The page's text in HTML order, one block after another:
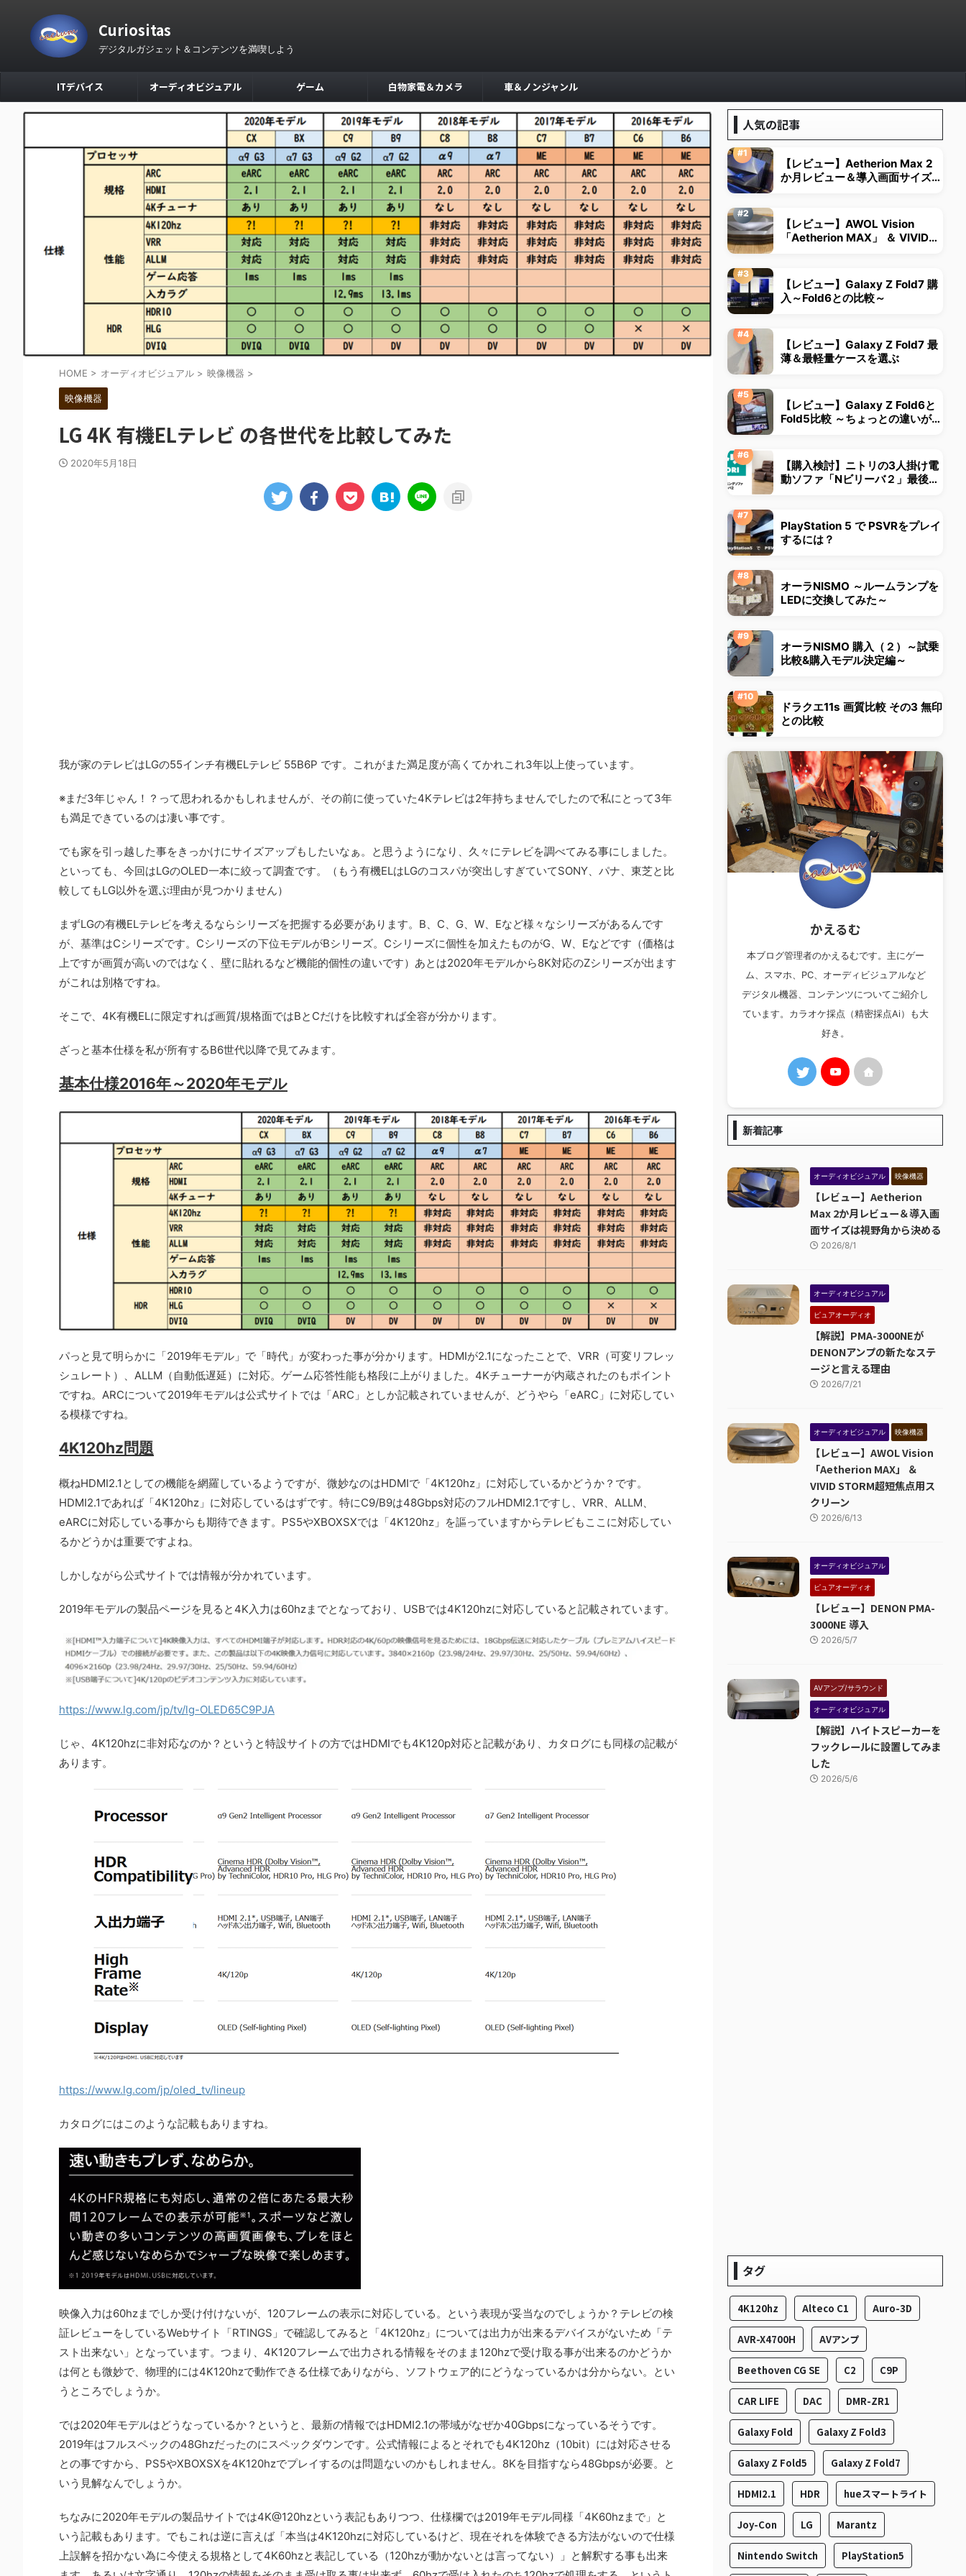
Curiositas
デジタルガジェット＆コンテンツを満喫しよう
ITデバイス オーディオビジュアル ゲーム 白物家電＆カメラ 車＆ノンジャンル
HOME > オーディオビジュアル > 映像機器 >
映像機器
LG 4K 有機ELテレビ の各世代を比較してみた
2020年5月18日
我が家のテレビはLGの55インチ有機ELテレビ 55B6P です。これがまた満足度が高くてかれこれ3年以上使っています。
※まだ3年じゃん！？って思われるかもしれませんが、その前に使っていた4Kテレビは2年持ちませんでしたので私にとって3年
も満足できているのは凄い事です。
でも家を引っ越した事をきっかけにサイズアップもしたいなぁ。と思うようになり、久々にテレビを調べてみる事にしました。
といっても、今回はLGのOLED一本に絞って調査です。（もう有機ELはLGのコスパが突出しすぎていてSONY、パナ、東芝と比
較してもLG以外を選ぶ理由が見つかりません）
まずLGの有機ELテレビを考えるならシリーズを把握する必要があります。B、C、G、W、Eなど様々なシリーズがあるんです
が、基準はCシリーズです。Cシリーズの下位モデルがBシリーズ。Cシリーズに個性を加えたものがG、W、Eなどです（価格は
上ですが画質が高いのではなく、壁に貼れるなど機能的個性の違いです）あとは2020年モデルから8K対応のZシリーズが出ます
がこれは別格ですね。
そこで、4K有機ELに限定すれば画質/規格面ではBとCだけを比較すれば全容が分かります。
ざっと基本仕様を私が所有するB6世代以降で見てみます。
基本仕様2016年～2020年モデル
パっと見て明らかに「2019年モデル」で「時代」が変わった事が分かります。HDMIが2.1になったことで、VRR（可変リフレッ
シュレート）、ALLM（自動低遅延）に対応。ゲーム応答性能も格段に上がりました。4Kチューナーが内蔵されたのもポイント
ですね。ARCについて2019年モデルは公式サイトでは「ARC」としか記載されていませんが、どうやら「eARC」に対応してい
る模様ですね。
4K120hz問題
概ねHDMI2.1としての機能を網羅しているようですが、微妙なのはHDMIで「4K120hz」に対応しているかどうか？です。
HDMI2.1であれば「4K120hz」に対応しているはずです。特にC9/B9は48Gbps対応のフルHDMI2.1ですし、VRR、ALLM、
eARCに対応している事からも期待できます。PS5やXBOXSXでは「4K120hz」を謳っていますからテレビもここに対応してい
るかどうかは重要ですよね。
しかしながら公式サイトでは情報が分かれています。
2019年モデルの製品ページを見ると4K入力は60hzまでとなっており、USBでは4K120hzに対応していると記載されています。
https://www.lg.com/jp/tv/lg-OLED65C9PJA
じゃ、4K120hzに非対応なのか？というと特設サイトの方ではHDMIでも4K120p対応と記載があり、カタログにも同様の記載が
あります。
https://www.lg.com/jp/oled_tv/lineup
カタログにはこのような記載もありますね。
映像入力は60hzまでしか受け付けないが、120フレームの表示に対応している。という表現が妥当なのでしょうか？テレビの検
証レビューをしているWebサイト「RTINGS」で確認してみると「4K120hz」については出力が出来るデバイスがないため「テ
スト出来ない」となっています。つまり、4K120フレームで出力される情報をそのまま120hzで受け取る事が出来るのかどうか
は何とも微妙で、物理的には4K120hzで動作できる仕様でありながら、ソフトウェア的にどうなっているかは分からない。とい
うところでしょうか。
では2020年モデルはどうなっているか？というと、最新の情報ではHDMI2.1の帯域がなぜか40Gbpsになっているそうです。
2019年はフルスペックの48Ghzだったのにスペックダウンです。公式情報によるとそれでも4K120hz（10bit）には対応させる
との事ですから、PS5やXBOXSXを4K120hzでプレイするのは問題ないのかもしれません。8Kを目指すなら48Gbpsが必要。と
いう見解なんでしょうか。
ちなみに2020年モデルの製品サイトでは4K@120hzという表記もありつつ、仕様欄では2019年モデル同様「4K60hzまで」と
いう記載もあります。でもこれは逆に言えば「本当は4K120hzに対応しているけど、現在それを体験できる方法がないので仕様
上誤解を招かない為に今使える規格として4K60hzと表記している（120hzが動かないとは言ってない）」と解釈する事も出来
人気の記事
【レビュー】Aetherion Max 2
か月レビュー＆導入画面サイズは
【レビュー】AWOL Vision
「Aetherion MAX」 ＆ VIVID
【レビュー】Galaxy Z Fold7 購
入～Fold6との比較～
【レビュー】Galaxy Z Fold7 最
薄＆最軽量ケースを選ぶ
【レビュー】Galaxy Z Fold6と
Fold5比較 ～ちょっとの違いが大
【購入検討】ニトリの3人掛け電
動ソファ「Nビリーバ２」最後ま
PlayStation 5 で PSVRをプレイ
するには？
オーラNISMO ～ルームランプを
LEDに交換してみた～
オーラNISMO 購入（２）～試乗
比較&購入モデル決定編～
ドラクエ11s 画質比較 その3 無印
との比較
かえるむ
本ブログ管理者のかえるむです。主にゲー
ム、スマホ、PC、オーディビジュアルなど
デジタル機器、コンテンツについてご紹介し
ています。カラオケ採点（精密採点Ai）も大
好き。
新着記事
オーディオビジュアル 映像機器
【レビュー】Aetherion
Max 2か月レビュー＆導入画
面サイズは視野角から決める
2026/8/1
オーディオビジュアル
ピュアオーディオ
【解説】PMA-3000NEが
DENONアンプの新たなステ
ージと言える理由
2026/7/21
オーディオビジュアル 映像機器
【レビュー】AWOL Vision
「Aetherion MAX」 ＆
VIVID STORM超短焦点用ス
クリーン
2026/6/13
オーディオビジュアル
ピュアオーディオ
【レビュー】DENON PMA-
3000NE 導入
2026/5/7
AVアンプ/サラウンド
オーディオビジュアル
【解説】ハイトスピーカーを
フックレールに設置してみま
した
2026/5/6
タグ
4K120hz Alteco C1 Auro-3D
AVR-X4700H AVアンプ
Beethoven CG SE C2 C9P
CAR LIFE DAC DMR-ZR1
Galaxy Fold Galaxy Z Fold3
Galaxy Z Fold5 Galaxy Z Fold7
HDMI2.1 HDR hueスマートライト
Joy-Con LG Marantz
Nintendo Switch PlayStation5